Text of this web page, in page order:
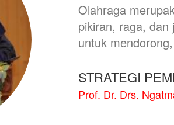
Olahraga
pikiran, raga, dan
untuk
STRATEGI
Prof. Dr. Drs.